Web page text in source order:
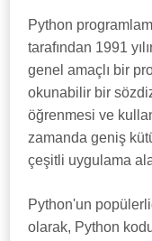
Python
tarafından 1991
genel amaçlı bir
okunabilir bir
öğrenmesi ve
zamanda geniş
çeşitli uygulama
Python'un
olarak, Python